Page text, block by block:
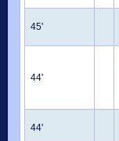
45'
44'
44'